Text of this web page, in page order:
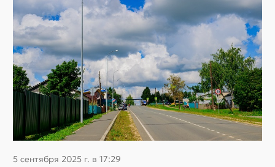
5 сентября 2025 г. в 17:29